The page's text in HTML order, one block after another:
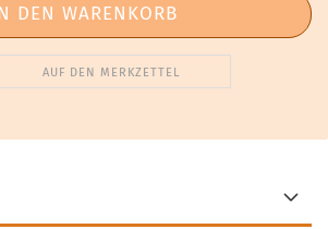
AUF DEN MERKZETTEL